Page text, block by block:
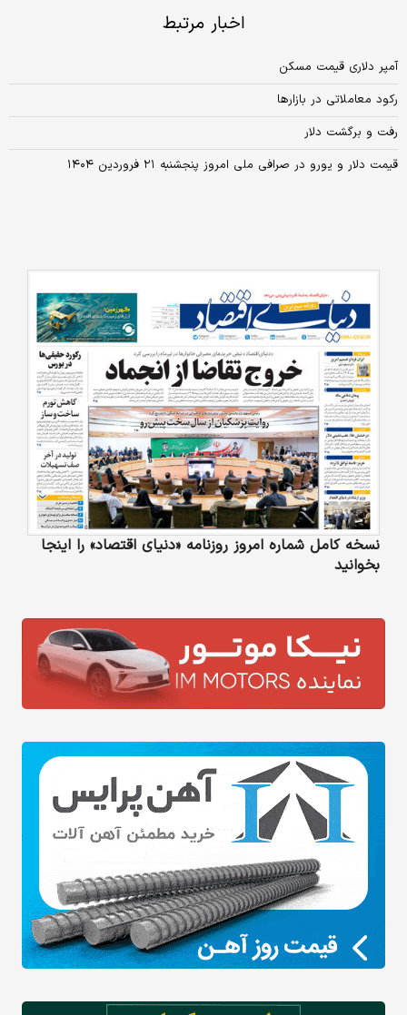
اخبار مرتبط
آمپر دلاری قیمت مسکن
رکود معاملاتی در بازارها
رفت و برگشت دلار
قیمت دلار و یورو در صرافی ملی امروز پنجشنبه ۲۱ فروردین ۱۴۰۴
نسخه کامل شماره امروز روزنامه «دنیای‌ اقتصاد» را اینجا
بخوانید